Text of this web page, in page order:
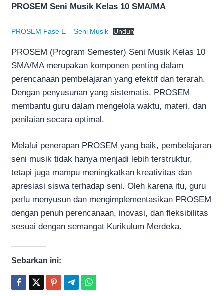
PROSEM Seni Musik Kelas 10 SMA/MA
PROSEM Fase E – Seni Musik Unduh
PROSEM (Program Semester) Seni Musik Kelas 10
SMA/MA merupakan komponen penting dalam
perencanaan pembelajaran yang efektif dan terarah.
Dengan penyusunan yang sistematis, PROSEM
membantu guru dalam mengelola waktu, materi, dan
penilaian secara optimal.
Melalui penerapan PROSEM yang baik, pembelajaran
seni musik tidak hanya menjadi lebih terstruktur,
tetapi juga mampu meningkatkan kreativitas dan
apresiasi siswa terhadap seni. Oleh karena itu, guru
perlu menyusun dan mengimplementasikan PROSEM
dengan penuh perencanaan, inovasi, dan fleksibilitas
sesuai dengan semangat Kurikulum Merdeka.
Sebarkan ini: